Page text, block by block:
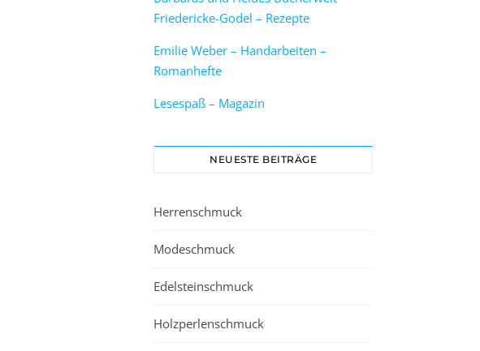
Friedericke-Godel – Rezepte
Emilie Weber – Handarbeiten –
Romanhefte
Lesespaß – Magazin
NEUESTE BEITRÄGE
Herrenschmuck
Modeschmuck
Edelsteinschmuck
Holzperlenschmuck